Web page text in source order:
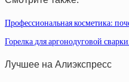
Профессиональная косметика:
Горелка для аргонодуговой
Лучшее на Алиэкспресс